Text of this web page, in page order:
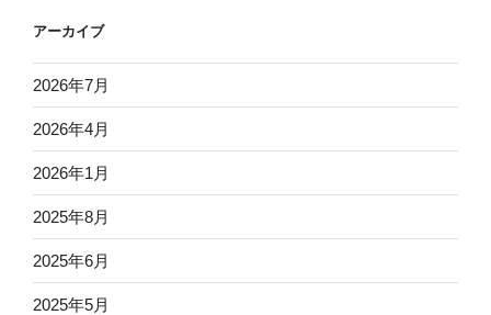
アーカイブ
2026年7月
2026年4月
2026年1月
2025年8月
2025年6月
2025年5月